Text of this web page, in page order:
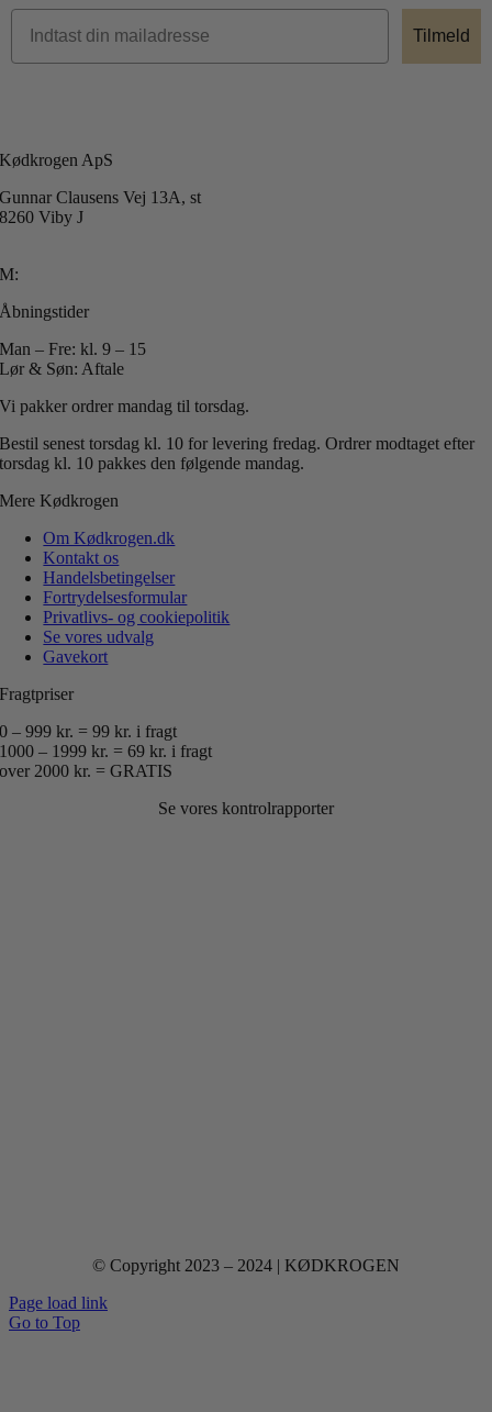
Tilmeld
Kødkrogen ApS
Gunnar Clausens Vej 13A, st
8260 Viby J
M:
Åbningstider
Man – Fre: kl. 9 – 15
Lør & Søn: Aftale
Vi pakker ordrer mandag til torsdag.
Bestil senest torsdag kl. 10 for levering fredag.Ordrer modtaget efter
torsdag kl. 10 pakkes den følgende mandag.
Mere Kødkrogen
Om Kødkrogen.dk
Kontakt os
Handelsbetingelser
Fortrydelsesformular
Privatlivs- og cookiepolitik
Se vores udvalg
Gavekort
Fragtpriser
0 – 999 kr. = 99 kr. i fragt
1000 – 1999 kr. = 69 kr. i fragt
over 2000 kr. = GRATIS
Se vores kontrolrapporter
© Copyright 2023 – 2024 | KØDKROGEN
Page load link
Go to Top